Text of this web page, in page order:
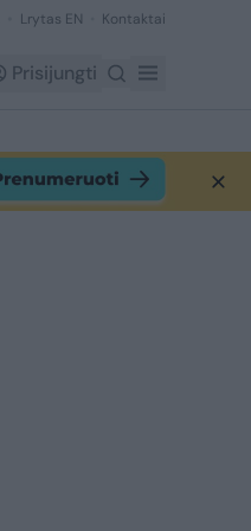
Lrytas EN Kontaktai
Prisijungti